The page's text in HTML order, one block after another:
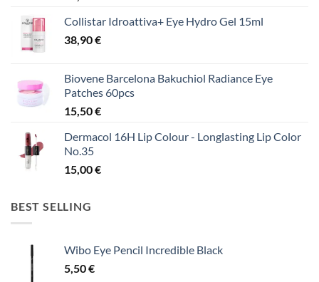
Collistar Idroattiva+ Eye Hydro Gel 15ml
38,90€
Biovene Barcelona Bakuchiol Radiance Eye
Patches 60pcs
15,50€
Dermacol 16H Lip Colour - Longlasting Lip Color
No.35
15,00€
BEST SELLING
Wibo Eye Pencil Incredible Black
5,50€